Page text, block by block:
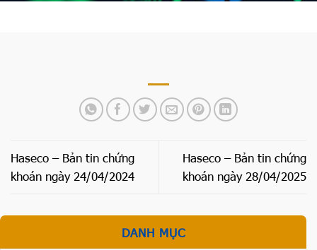
Haseco – Bản tin chứng
khoán ngày 24/04/2024
Haseco – Bản tin chứng
khoán ngày 28/04/2025
DANH MỤC